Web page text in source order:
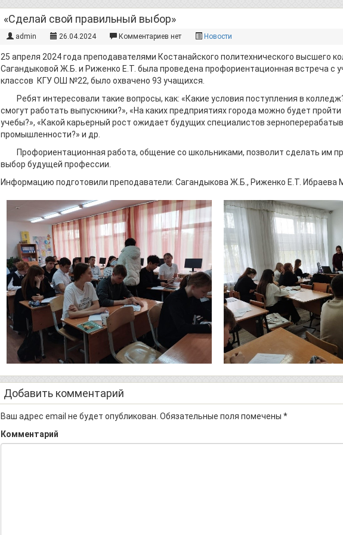
«Сделай свой правильный выбор»
admin 26.04.2024 Комментариев нет Новости
25 апреля 2024 года преподавателями Костанайского политехнического высшего
Сагандыковой Ж.Б. и Риженко Е.Т. была проведена профориентационная встреча с
классов КГУ ОШ №22, было охвачено 93 учащихся.
Ребят интересовали такие вопросы, как: «Какие условия поступления в
смогут работать выпускники?», «На каких предприятиях города можно будет
учебы?», «Какой карьерный рост ожидает будущих специалистов
промышленности?» и др.
Профориентационная работа, общение со школьниками, позволит сделать им
выбор будущей профессии.
Информацию подготовили преподаватели: Сагандыкова Ж.Б., Риженко Е.Т. Ибраева
Добавить комментарий
Ваш адрес email не будет опубликован. Обязательные поля помечены *
Комментарий